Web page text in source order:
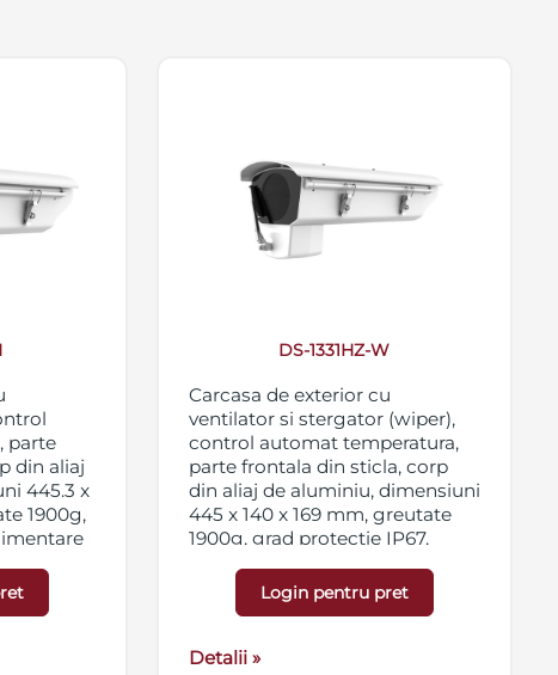
parte
din aliaj
445.3 x
1900g,
DS-1331HZ-W
Carcasa de exterior cu
ventilator si stergator (wiper),
control automat temperatura,
parte frontala din sticla, corp
din aliaj de aluminiu, dimensiuni
445 x 140 x 169 mm, greutate
1900g, grad protectie IP67,
4W ventilator, 4W heater
Login pentru pret
Detalii »